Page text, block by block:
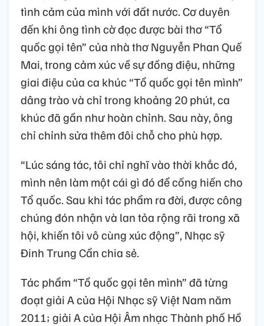
tình cảm của mình với đất nước. Cơ duyên
đến khi ông tình cờ đọc được bài thơ “Tổ
quốc gọi tên” của nhà thơ Nguyễn Phan Quế
Mai, trong cảm xúc về sự đồng điệu, những
giai điệu của ca khúc “Tổ quốc gọi tên mình”
dâng trào và chỉ trong khoảng 20 phút, ca
khúc đã gần như hoàn chỉnh. Sau này, ông
chỉ chỉnh sửa thêm đôi chỗ cho phù hợp.
“Lúc sáng tác, tôi chỉ nghĩ vào thời khắc đó,
mình nên làm một cái gì đó để cống hiến cho
Tổ quốc. Sau khi tác phẩm ra đời, được công
chúng đón nhận và lan tỏa rộng rãi trong xã
hội, khiến tôi vô cùng xúc động”, Nhạc sỹ
Đinh Trung Cẩn chia sẻ.
Tác phẩm “Tổ quốc gọi tên mình” đã từng
đoạt giải A của Hội Nhạc sỹ Việt Nam năm
2011; giải A của Hội Âm nhạc Thành phố Hồ